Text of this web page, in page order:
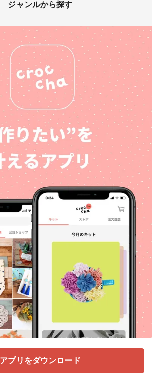
ジャンルから探す
アプリをダウンロード